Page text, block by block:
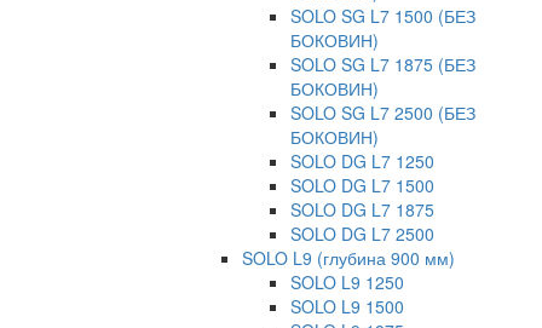
SOLO SG L7 1500 (БЕЗ
БОКОВИН)
SOLO SG L7 1875 (БЕЗ
БОКОВИН)
SOLO SG L7 2500 (БЕЗ
БОКОВИН)
SOLO DG L7 1250
SOLO DG L7 1500
SOLO DG L7 1875
SOLO DG L7 2500
SOLO L9 (глубина 900 мм)
SOLO L9 1250
SOLO L9 1500